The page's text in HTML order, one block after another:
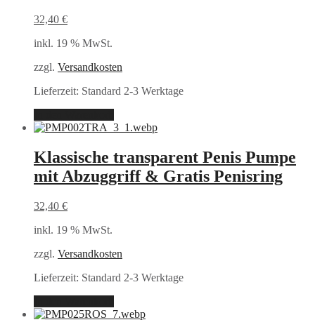
32,40 €
inkl. 19 % MwSt.
zzgl. Versandkosten
Lieferzeit: Standard 2-3 Werktage
Klassische transparent Penis Pumpe
mit Abzuggriff & Gratis Penisring
32,40 €
inkl. 19 % MwSt.
zzgl. Versandkosten
Lieferzeit: Standard 2-3 Werktage